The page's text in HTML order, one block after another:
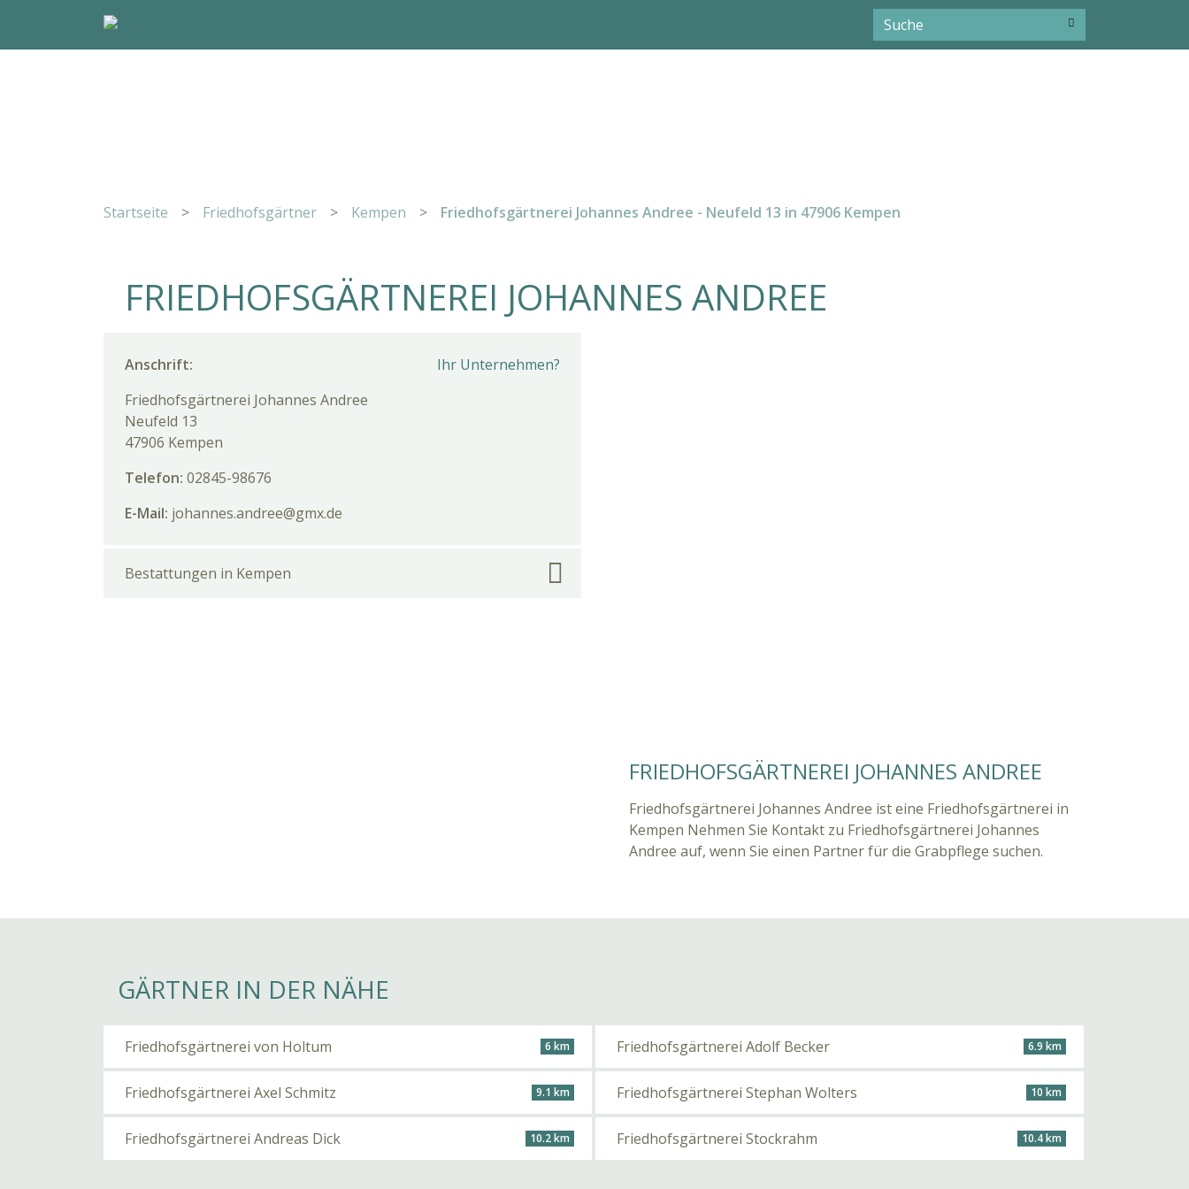
Startseite > Friedhofsgärtner > Kempen > Friedhofsgärtnerei Johannes Andree - Neufeld 13 in 47906 Kempen
FRIEDHOFSGÄRTNEREI JOHANNES ANDREE
Ihr Unternehmen?
Anschrift:
Friedhofsgärtnerei Johannes Andree
Neufeld 13
47906 Kempen
Telefon: 02845-98676
E-Mail: johannes.andree@gmx.de
Bestattungen in Kempen
FRIEDHOFSGÄRTNEREI JOHANNES ANDREE
Friedhofsgärtnerei Johannes Andree ist eine Friedhofsgärtnerei in
Kempen Nehmen Sie Kontakt zu Friedhofsgärtnerei Johannes
Andree auf, wenn Sie einen Partner für die Grabpflege suchen.
GÄRTNER IN DER NÄHE
Friedhofsgärtnerei von Holtum 6 km Friedhofsgärtnerei Adolf Becker 6.9 km
Friedhofsgärtnerei Axel Schmitz 9.1 km Friedhofsgärtnerei Stephan Wolters 10 km
Friedhofsgärtnerei Andreas Dick 10.2 km Friedhofsgärtnerei Stockrahm 10.4 km